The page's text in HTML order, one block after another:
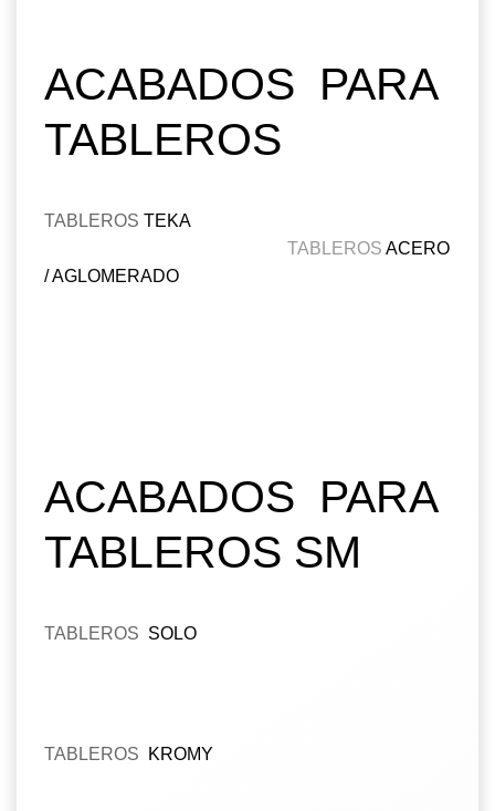
ACABADOS PARA
TABLEROS
TABLEROS TEKA
TABLEROS ACERO
/ AGLOMERADO
ACABADOS PARA
TABLEROS SM
TABLEROS SOLO
TABLEROS KROMY